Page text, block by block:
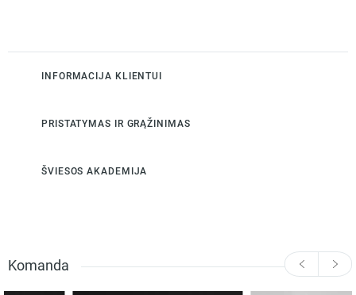
INFORMACIJA KLIENTUI
PRISTATYMAS IR GRĄŽINIMAS
ŠVIESOS AKADEMIJA
Komanda